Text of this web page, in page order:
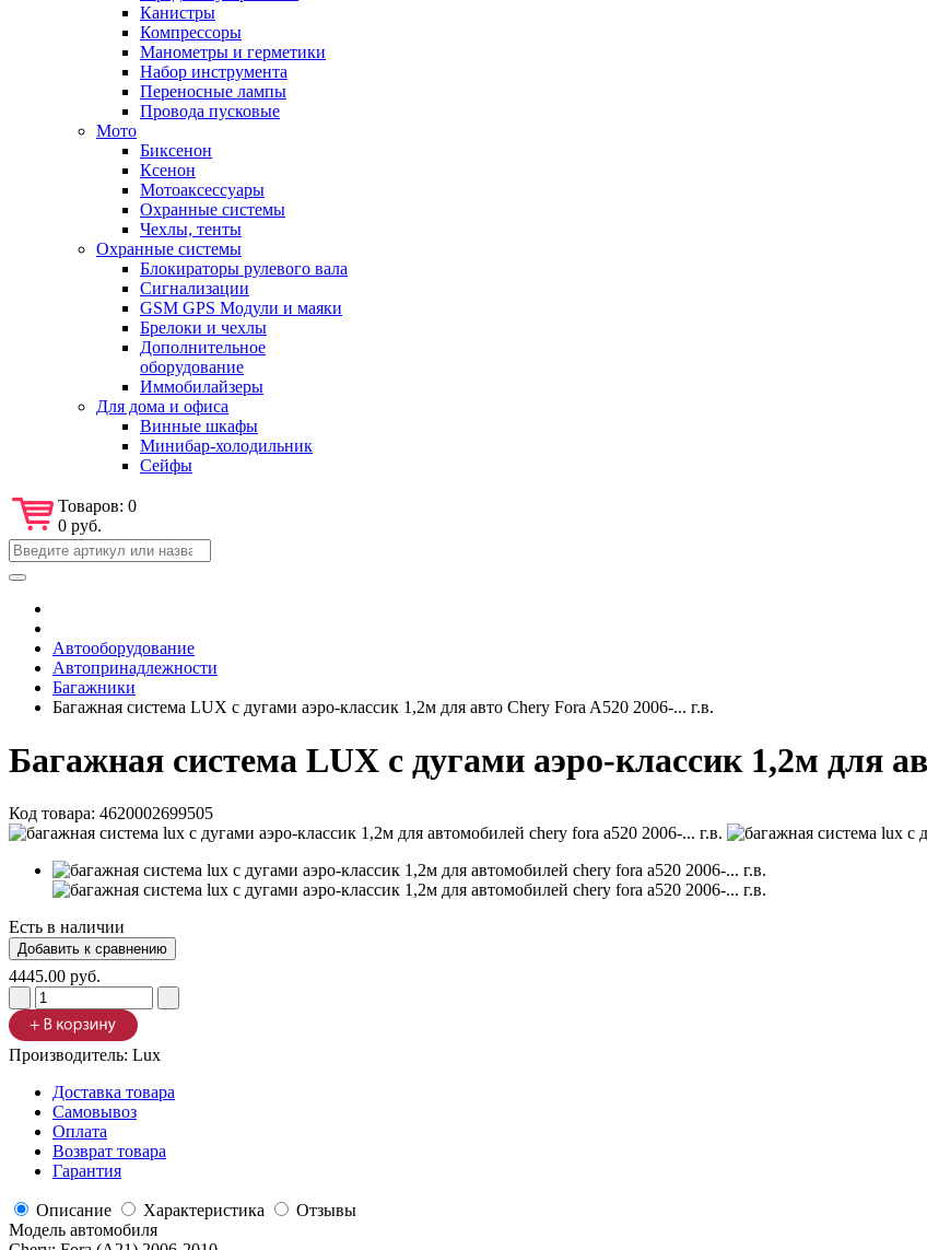
Канистры
Компрессоры
Манометры и герметики
Набор инструмента
Переносные лампы
Провода пусковые
Мото
Биксенон
Ксенон
Мотоаксессуары
Охранные системы
Чехлы, тенты
Охранные системы
Блокираторы рулевого вала
Сигнализации
GSM GPS Модули и маяки
Брелоки и чехлы
Дополнительное
оборудование
Иммобилайзеры
Для дома и офиса
Винные шкафы
Минибар-холодильник
Сейфы
Товаров: 0
0 руб.
Автооборудование
Автопринадлежности
Багажники
Багажная система LUX с дугами аэро-классик 1,2м для авто Chery Fora A520 2006-... г.в.
Багажная система LUX с дугами аэро-классик 1,2м для
Код товара: 4620002699505
Есть в наличии
4445.00 руб.
Производитель: Lux
Доставка товара
Самовывоз
Оплата
Возврат товара
Гарантия
Описание Характеристика
Отзывы
Модель автомобиля